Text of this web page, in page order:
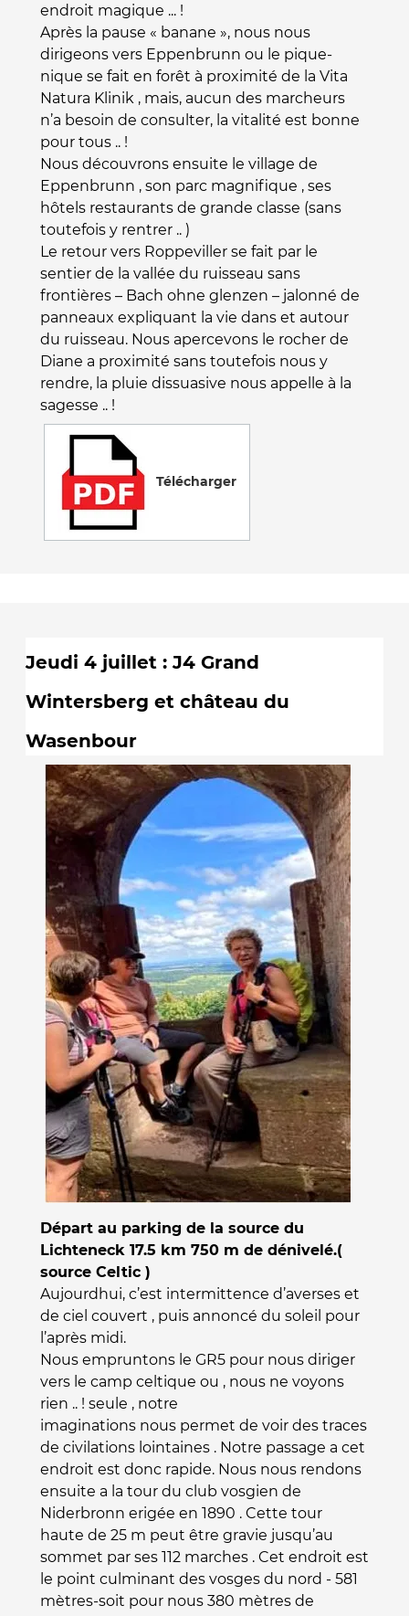
endroit magique ... !
Après la pause « banane », nous nous
dirigeons vers Eppenbrunn ou le pique-
nique se fait en forêt à proximité de la Vita
Natura Klinik , mais, aucun des marcheurs
n’a besoin de consulter, la vitalité est bonne
pour tous .. !
Nous découvrons ensuite le village de
Eppenbrunn , son parc magnifique , ses
hôtels restaurants de grande classe (sans
toutefois y rentrer .. )
Le retour vers Roppeviller se fait par le
sentier de la vallée du ruisseau sans
frontières – Bach ohne glenzen – jalonné de
panneaux expliquant la vie dans et autour
du ruisseau. Nous apercevons le rocher de
Diane a proximité sans toutefois nous y
rendre, la pluie dissuasive nous appelle à la
sagesse .. !
Télécharger
Jeudi 4 juillet : J4 Grand
Wintersberg et château du
Wasenbour
Départ au parking de la source du
Lichteneck 17.5 km 750 m de dénivelé.(
source Celtic )
Aujourdhui, c’est intermittence d’averses et
de ciel couvert , puis annoncé du soleil pour
l’après midi.
Nous empruntons le GR5 pour nous diriger
vers le camp celtique ou , nous ne voyons
rien .. ! seule , notre
imaginations nous permet de voir des traces
de civilations lointaines . Notre passage a cet
endroit est donc rapide. Nous nous rendons
ensuite a la tour du club vosgien de
Niderbronn erigée en 1890 . Cette tour
haute de 25 m peut être gravie jusqu’au
sommet par ses 112 marches . Cet endroit est
le point culminant des vosges du nord - 581
mètres-soit pour nous 380 mètres de